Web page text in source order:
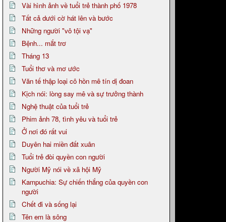
Vài hình ảnh về tuổi trẻ thành phố 1978
Tất cả dưới cờ hát lên và bước
Những người "vô tội vạ"
Bệnh... mắt trơ
Tháng 13
Tuổi thơ và mơ ước
Văn tế thập loại cô hồn mê tín dị đoan
Kịch nói: lòng say mê và sự trưởng thành
Nghệ thuật của tuổi trẻ
Phim ảnh 78, tình yêu và tuổi trẻ
Ở nơi đó rất vui
Duyên hai miền đất xuân
Tuổi trẻ đòi quyền con người
Người Mỹ nói về xã hội Mỹ
Kampuchia: Sự chiến thắng của quyền con
người
Chết đi và sống lại
Tên em là sông